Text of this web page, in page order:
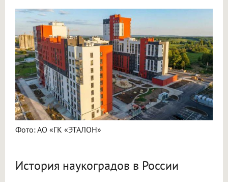
Фото: АО «ГК «ЭТАЛОН»
История наукоградов в России